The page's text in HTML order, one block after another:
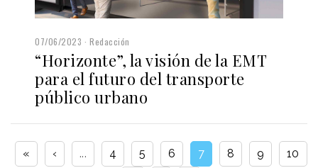
07/06/2023 Redacción
“Horizonte”, la visión de la EMT
para el futuro del transporte
público urbano
« ‹ ... 4 5 6 7 8 9
10